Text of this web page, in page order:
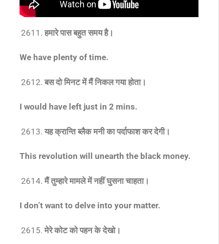
हमारे पास बहुत समय है।
We have plenty of time.
बस दो मिनट में मैं निकल गया होता।
I would have left just in 2 mins.
यह क्रान्ति ब्लैक मनी का पर्दाफाश कर देगी।
This revolution will unearth the black money.
मैं तुम्हारे मामले में नहीं घुसना चाहता।
I don’t want to delve into your matter.
मेरे कोट को पहन के देखो।